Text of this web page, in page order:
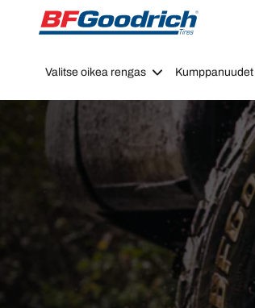
Go to page content
Go to page navigation
Valitse oikea rengas Kumppanuudet